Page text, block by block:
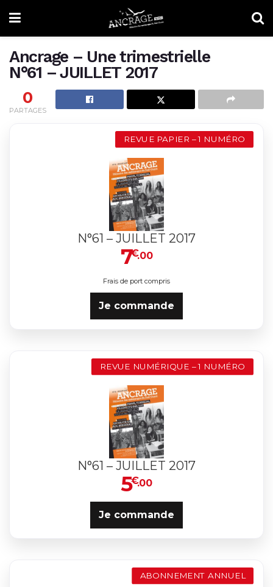
Ancrage – Une trimestrielle
N°61 – JUILLET 2017
0
PARTAGES
REVUE PAPIER – 1 NUMÉRO
N°61 – JUILLET 2017
7€.00
Frais de port compris
Je commande
REVUE NUMÉRIQUE – 1 NUMÉRO
N°61 – JUILLET 2017
5€.00
Je commande
ABONNEMENT ANNUEL